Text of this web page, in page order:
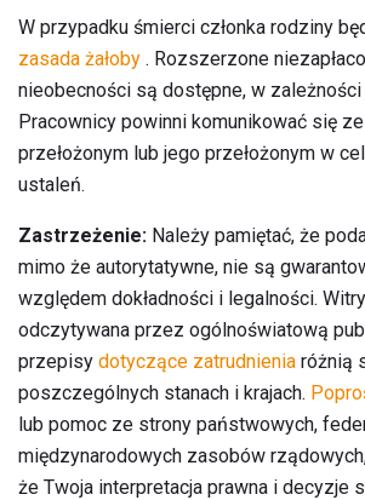
W przypadku śmierci członka rodziny
zasada żałoby . Rozszerzone
nieobecności są dostępne, w
Pracownicy powinni komunikować się
przełożonym lub jego przełożonym w
ustaleń.
Zastrzeżenie: Należy pamiętać, że
mimo że autorytatywne, nie są
względem dokładności i legalności.
odczytywana przez ogólnoświatową
przepisy dotyczące zatrudnienia różnią
poszczególnych stanach i krajach.
lub pomoc ze strony państwowych,
międzynarodowych zasobów
że Twoja interpretacja prawna i decyzje